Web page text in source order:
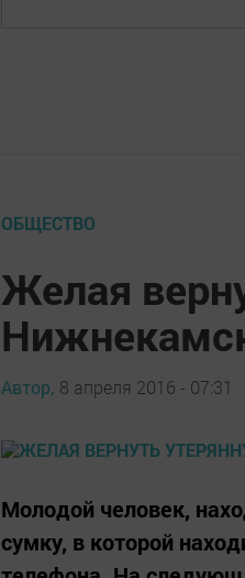
ОБЩЕСТВО
Желая
Автор, 8 апреля 2016 - 07:31
Молодой человек,
сумку, в которой